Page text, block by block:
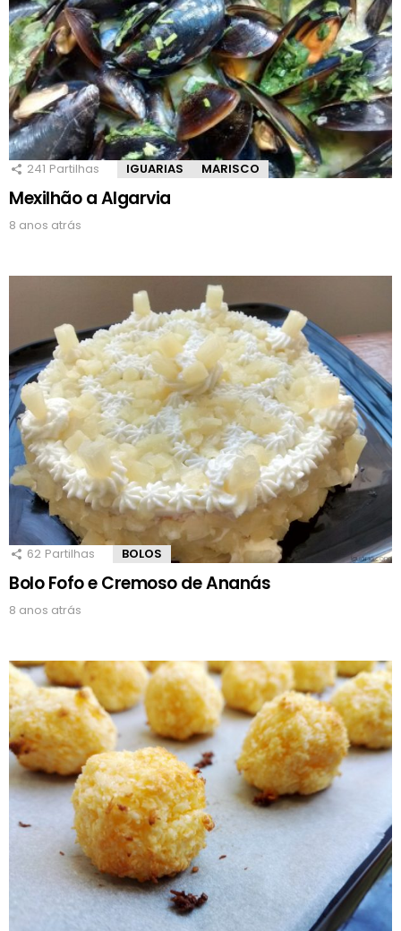
241 Partilhas IGUARIAS MARISCO
Mexilhão a Algarvia
8 anos atrás
62 Partilhas BOLOS
Bolo Fofo e Cremoso de Ananás
8 anos atrás